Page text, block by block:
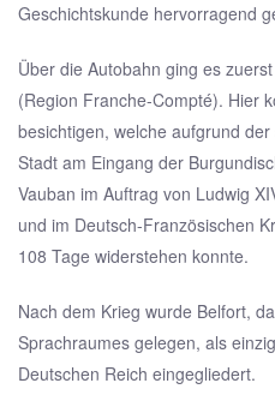
Geschichtskunde hervorragend
Über die Autobahn ging es
(Region Franche-Compté). Hier
besichtigen, welche aufgrund
Stadt am Eingang der
Vauban im Auftrag von Ludwig
und im Deutsch-Französischen
108 Tage widerstehen konnte.
Nach dem Krieg wurde Belfort,
Sprachraumes gelegen, als
Deutschen Reich eingegliedert.